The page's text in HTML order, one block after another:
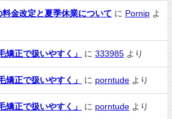
料金改定と夏季休業について に Pornip よ
矯正で扱いやすく」 に 333985 より
矯正で扱いやすく」 に porntude より
矯正で扱いやすく」 に porntude より